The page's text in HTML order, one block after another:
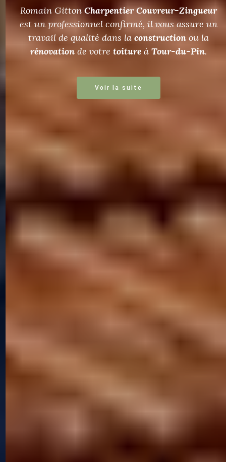
Romain GittonCharpentier Couvreur-Zingueur
est un professionnel confirmé, il vous assure un
travail de qualité dans laconstructionou la
rénovationde votretoitureàTour-du-Pin.
Voir la suite